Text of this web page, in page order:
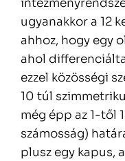
ugyanakkor a 12
ahhoz, hogy egy
ahol
ezzel közösségi
10 túl
még épp az 1-től
számosság)
plusz egy kapus,